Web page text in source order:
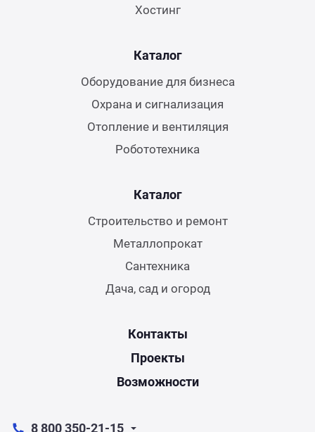
Хостинг
Каталог
Оборудование для бизнеса
Охрана и сигнализация
Отопление и вентиляция
Робототехника
Каталог
Строительство и ремонт
Металлопрокат
Сантехника
Дача, сад и огород
Контакты
Проекты
Возможности
8 800 350-21-15